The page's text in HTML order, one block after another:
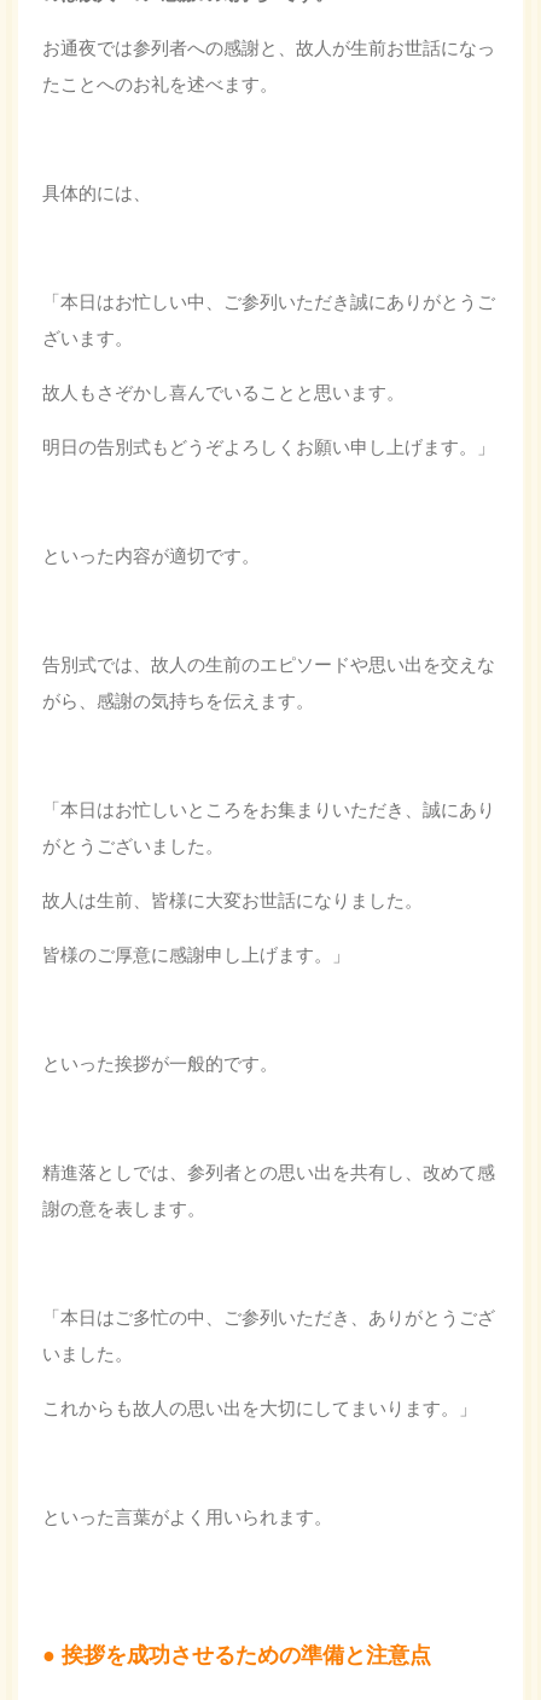
お通夜では参列者への感謝と、故人が生前お世話になっ
たことへのお礼を述べます。
具体的には、
「本日はお忙しい中、ご参列いただき誠にありがとうご
ざいます。
故人もさぞかし喜んでいることと思います。
明日の告別式もどうぞよろしくお願い申し上げます。」
といった内容が適切です。
告別式では、故人の生前のエピソードや思い出を交えな
がら、感謝の気持ちを伝えます。
「本日はお忙しいところをお集まりいただき、誠にあり
がとうございました。
故人は生前、皆様に大変お世話になりました。
皆様のご厚意に感謝申し上げます。」
といった挨拶が一般的です。
精進落としでは、参列者との思い出を共有し、改めて感
謝の意を表します。
「本日はご多忙の中、ご参列いただき、ありがとうござ
いました。
これからも故人の思い出を大切にしてまいります。」
といった言葉がよく用いられます。
挨拶を成功させるための準備と注意点